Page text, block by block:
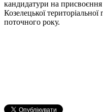
кандидатури на
Козелецької
поточного року.